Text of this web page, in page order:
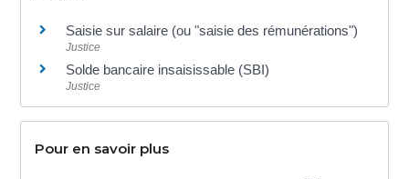
Saisie sur salaire (ou "saisie des rémunérations")
Justice
Solde bancaire insaisissable (SBI)
Justice
Pour en savoir plus